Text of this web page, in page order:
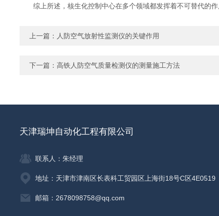
综上所述，核生化控制中心在多个领域都发挥着不可替代的作
上一篇： 人防空气放射性监测仪的关键作用
下一篇： 高铁人防空气质量检测仪的测量施工方法
天津瑞坤自动化工程有限公司
联系人：朱经理
地址：天津市津南区长表科工贸园区上海街18号C区4E0519
邮箱：2678098758@qq.com